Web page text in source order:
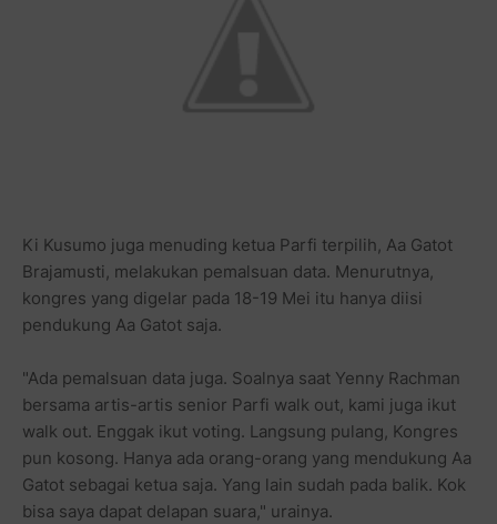
Ki Kusumo juga menuding ketua Parfi terpilih, Aa Gatot
Brajamusti, melakukan pemalsuan data. Menurutnya,
kongres yang digelar pada 18-19 Mei itu hanya diisi
pendukung Aa Gatot saja.
"Ada pemalsuan data juga. Soalnya saat Yenny Rachman
bersama artis-artis senior Parfi walk out, kami juga ikut
walk out. Enggak ikut voting. Langsung pulang, Kongres
pun kosong. Hanya ada orang-orang yang mendukung Aa
Gatot sebagai ketua saja. Yang lain sudah pada balik. Kok
bisa saya dapat delapan suara," urainya.